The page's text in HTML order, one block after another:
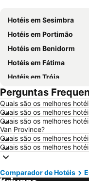
Hotéis em Sesimbra
Hotéis em Portimão
Hotéis em Benidorm
Hotéis em Fátima
Hotéis em Tróia
Hotéis em Évora
Hotéis em Porto Santo
Hotéis em Sangenjo
Hotéis em Vilamoura
Hotéis em Roma
Hotéis em Maiorca
Perguntas
Quais são os melhores
Quais são os melhores
Quais são os melhores
Van Province?
Quais são os melhores
Quais são os melhores
Comparador de Hotéis